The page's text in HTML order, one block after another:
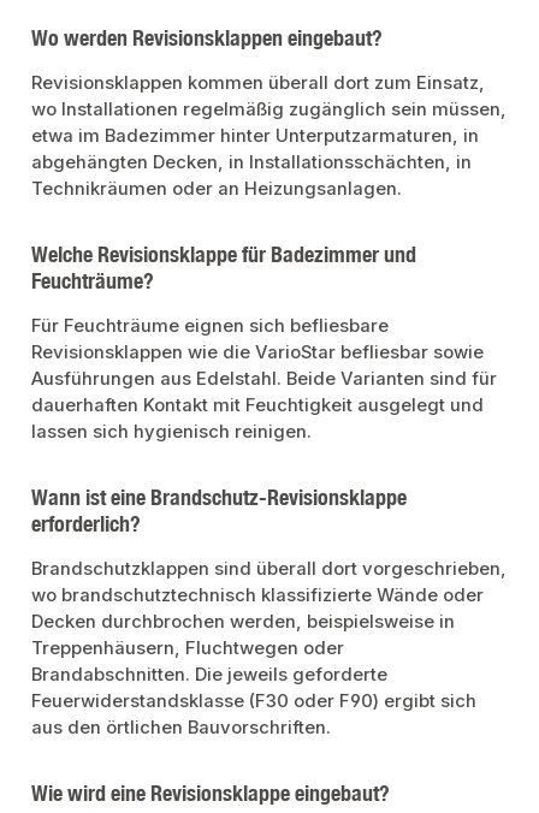
Wo werden Revisionsklappen eingebaut?
Revisionsklappen kommen überall dort zum Einsatz,
wo Installationen regelmäßig zugänglich sein müssen,
etwa im Badezimmer hinter Unterputzarmaturen, in
abgehängten Decken, in Installationsschächten, in
Technikräumen oder an Heizungsanlagen.
Welche Revisionsklappe für Badezimmer und
Feuchträume?
Für Feuchträume eignen sich befliesbare
Revisionsklappen wie die VarioStar befliesbar sowie
Ausführungen aus Edelstahl. Beide Varianten sind für
dauerhaften Kontakt mit Feuchtigkeit ausgelegt und
lassen sich hygienisch reinigen.
Wann ist eine Brandschutz-Revisionsklappe
erforderlich?
Brandschutzklappen sind überall dort vorgeschrieben,
wo brandschutztechnisch klassifizierte Wände oder
Decken durchbrochen werden, beispielsweise in
Treppenhäusern, Fluchtwegen oder
Brandabschnitten. Die jeweils geforderte
Feuerwiderstandsklasse (F30 oder F90) ergibt sich
aus den örtlichen Bauvorschriften.
Wie wird eine Revisionsklappe eingebaut?